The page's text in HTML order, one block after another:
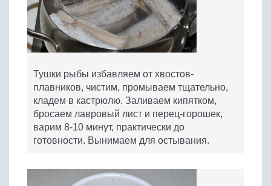
Тушки рыбы избавляем от хвостов-
плавников, чистим, промываем тщательно,
кладем в кастрюлю. Заливаем кипятком,
бросаем лавровый лист и перец-горошек,
варим 8-10 минут, практически до
готовности. Вынимаем для остывания.